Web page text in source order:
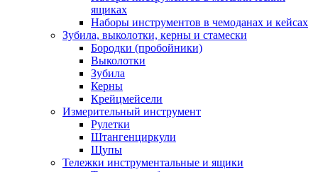
ящиках
Наборы инструментов в чемоданах и кейсах
Зубила, выколотки, керны и стамески
Бородки (пробойники)
Выколотки
Зубила
Керны
Крейцмейсели
Измерительный инструмент
Рулетки
Штангенциркули
Щупы
Тележки инструментальные и ящики